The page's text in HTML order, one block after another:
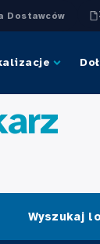
Dostawców
Wyszukaj